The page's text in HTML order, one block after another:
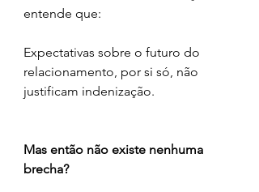
entende que:
Expectativas sobre o futuro do
relacionamento, por si só, não
justificam indenização.
Mas então não existe nenhuma
brecha?